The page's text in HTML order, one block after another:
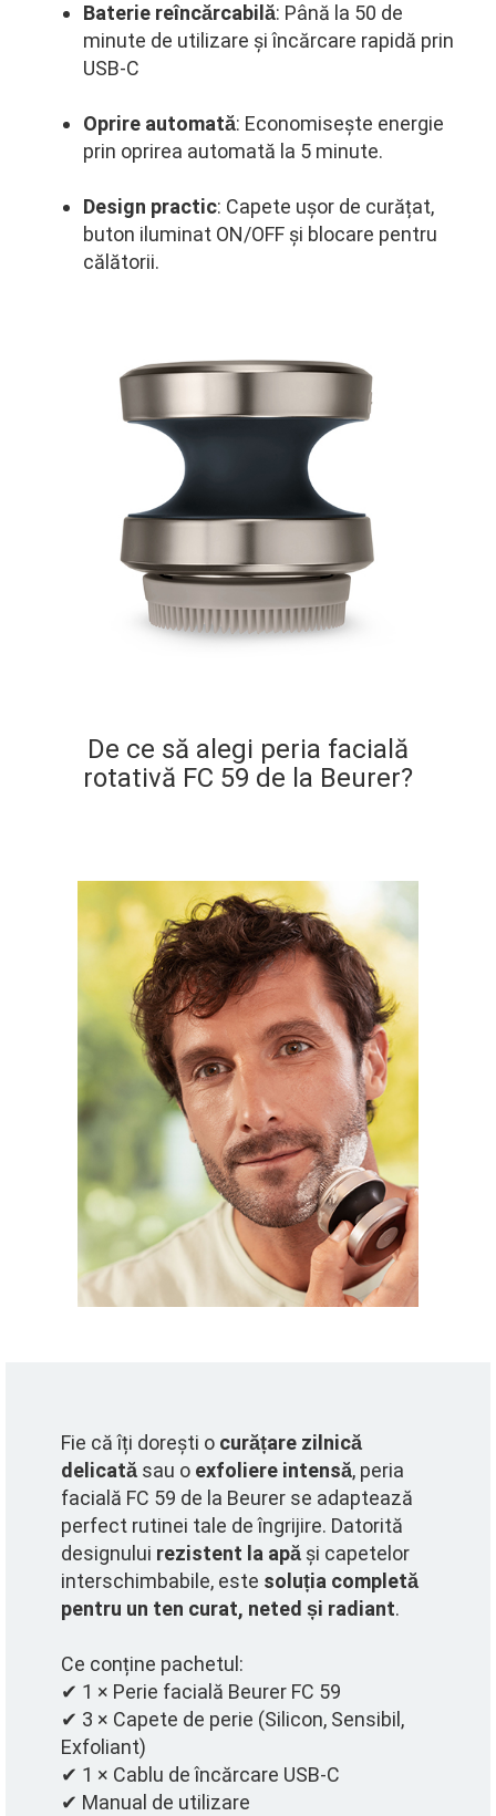
Baterie reîncărcabilă: Până la 50 de
minute de utilizare și încărcare rapidă prin
USB-C
Oprire automată: Economisește energie
prin oprirea automată la 5 minute.
Design practic: Capete ușor de curățat,
buton iluminat ON/OFF și blocare pentru
călătorii.
De ce să alegi peria facială
rotativă FC 59 de la Beurer?
Fie că îți dorești o curățare zilnică
delicată sau o exfoliere intensă, peria
facială FC 59 de la Beurer se adaptează
perfect rutinei tale de îngrijire. Datorită
designului rezistent la apă și capetelor
interschimbabile, este soluția completă
pentru un ten curat, neted și radiant.
Ce conține pachetul:
✔ 1 × Perie facială Beurer FC 59
✔ 3 × Capete de perie (Silicon, Sensibil,
Exfoliant)
✔ 1 × Cablu de încărcare USB-C
✔ Manual de utilizare